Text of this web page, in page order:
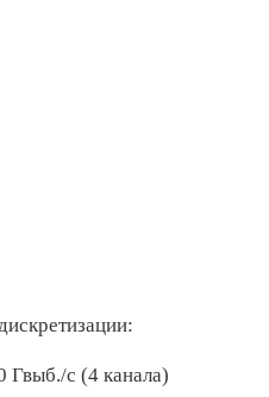
Гвыб./с (4 канала)